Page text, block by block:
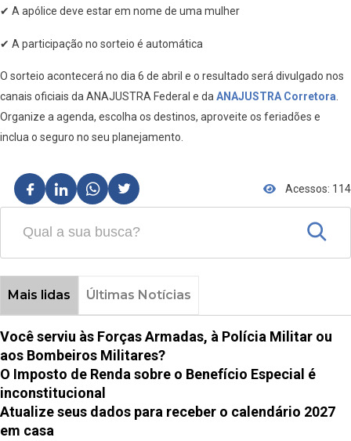
✔ A apólice deve estar em nome de uma mulher
✔ A participação no sorteio é automática
O sorteio acontecerá no dia 6 de abril e o resultado será divulgado nos
canais oficiais da ANAJUSTRA Federal e da ANAJUSTRA Corretora
Organize a agenda, escolha os destinos, aproveite os feriadões e
inclua o seguro no seu planejamento.
Acessos: 114
Mais lidas Últimas Notícias
Você serviu às Forças Armadas, à Polícia Militar ou
aos Bombeiros Militares?
O Imposto de Renda sobre o Benefício Especial é
inconstitucional
Atualize seus dados para receber o calendário 2027
em casa